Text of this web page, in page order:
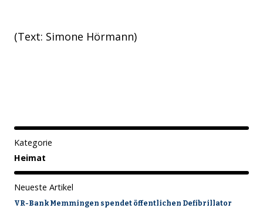
Kategorie
Heimat
Neueste Artikel
VR-Bank Memmingen spendet öffentlichen Defibrillator
(Text: Simone Hörmann)